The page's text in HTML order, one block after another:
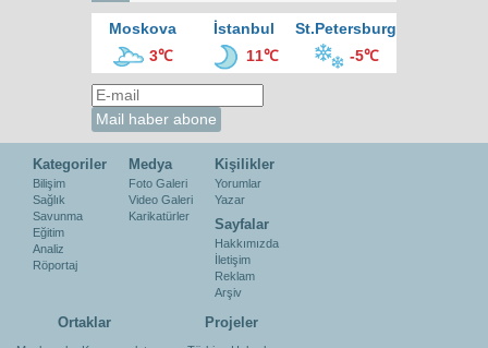
Moskova İstanbul
St.Petersburg
3℃
11℃ -5℃
Kategoriler
Bilişim
Sağlık
Savunma
Eğitim
Analiz
Röportaj
Medya
Foto Galeri
Video Galeri
Karikatürler
Kişilikler
Yorumlar
Yazar
Sayfalar
Hakkımızda
İletişim
Reklam
Arşiv
Ortaklar Projeler